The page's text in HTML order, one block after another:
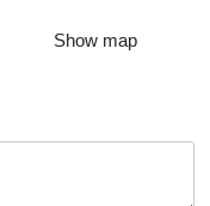
Show map